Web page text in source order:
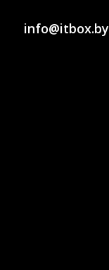
info@itbox.by